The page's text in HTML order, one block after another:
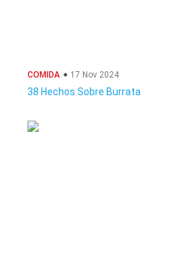
COMIDA 17 Nov 2024
38 Hechos Sobre Burrata